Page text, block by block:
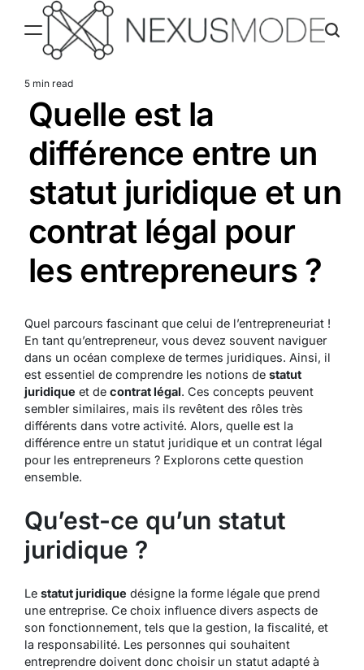
content
Estimated
read
time
5 min read
Quelle est la
différence entre un
statut juridique et un
contrat légal pour
les entrepreneurs ?
Quel parcours fascinant que celui de l’entrepreneuriat !
En tant qu’entrepreneur, vous devez souvent naviguer
dans un océan complexe de termes juridiques. Ainsi, il
est essentiel de comprendre les notions de statut
juridique et de contrat légal. Ces concepts peuvent
sembler similaires, mais ils revêtent des rôles très
différents dans votre activité. Alors, quelle est la
différence entre un statut juridique et un contrat légal
pour les entrepreneurs ? Explorons cette question
ensemble.
Qu’est-ce qu’un statut
juridique ?
Le statut juridique désigne la forme légale que prend
une entreprise. Ce choix influence divers aspects de
son fonctionnement, tels que la gestion, la fiscalité, et
la responsabilité. Les personnes qui souhaitent
entreprendre doivent donc choisir un statut adapté à